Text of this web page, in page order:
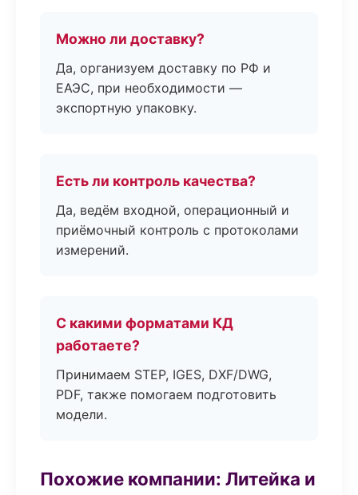
Можно ли доставку?
Да, организуем доставку по РФ и
ЕАЭС, при необходимости —
экспортную упаковку.
Есть ли контроль качества?
Да, ведём входной, операционный и
приёмочный контроль с протоколами
измерений.
С какими форматами КД
работаете?
Принимаем STEP, IGES, DXF/DWG,
PDF, также помогаем подготовить
модели.
Похожие компании: Литейка и